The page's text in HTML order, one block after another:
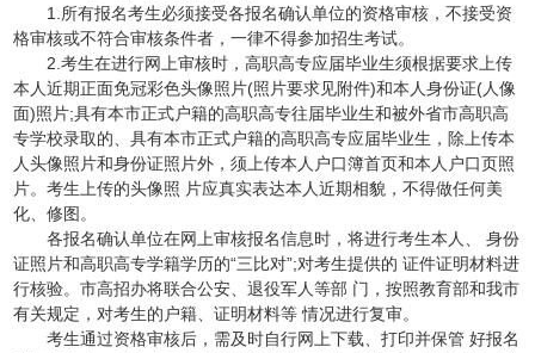
1.所有报名考生必须接受各报名确认单位的资格审核，不接受资
格审核或不符合审核条件者，一律不得参加招生考试。
2.考生在进行网上审核时，高职高专应届毕业生须根据要求上传
本人近期正面免冠彩色头像照片(照片要求见附件)和本人身份证(人像
面)照片;具有本市正式户籍的高职高专往届毕业生和被外省市高职高
专学校录取的、具有本市正式户籍的高职高专应届毕业生，除上传本
人头像照片和身份证照片外，须上传本人户口簿首页和本人户口页照
片。考生上传的头像照 片应真实表达本人近期相貌，不得做任何美
化、修图。
各报名确认单位在网上审核报名信息时，将进行考生本人、 身份
证照片和高职高专学籍学历的“三比对”;对考生提供的 证件证明材料进
行核验。市高招办将联合公安、退役军人等部 门，按照教育部和我市
有关规定，对考生的户籍、证明材料等 情况进行复审。
考生通过资格审核后，需及时自行网上下载、打印并保管 好报名